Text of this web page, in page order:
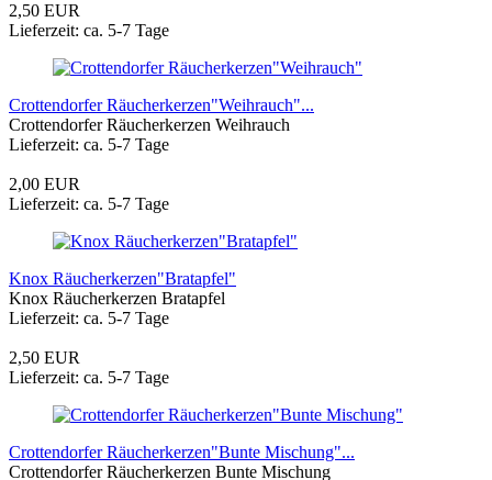
2,50 EUR
Lieferzeit: ca. 5-7 Tage
Crottendorfer Räucherkerzen"Weihrauch"...
Crottendorfer Räucherkerzen Weihrauch
Lieferzeit: ca. 5-7 Tage
2,00 EUR
Lieferzeit: ca. 5-7 Tage
Knox Räucherkerzen"Bratapfel"
Knox Räucherkerzen Bratapfel
Lieferzeit: ca. 5-7 Tage
2,50 EUR
Lieferzeit: ca. 5-7 Tage
Crottendorfer Räucherkerzen"Bunte Mischung"...
Crottendorfer Räucherkerzen Bunte Mischung